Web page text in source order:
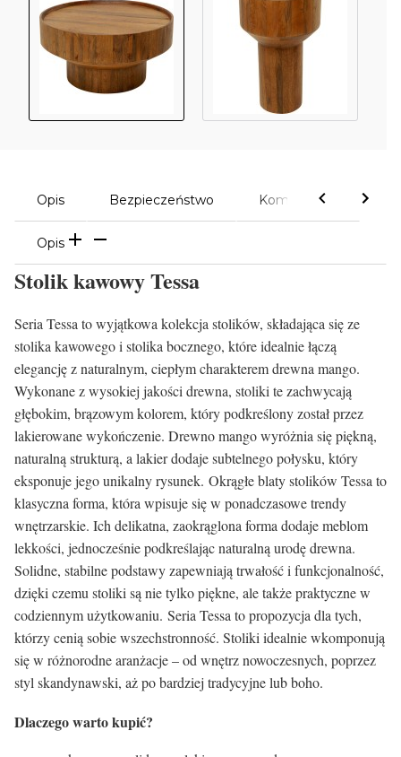
Opis Bezpieczeństwo Komentarze
Opis
Stolik kawowy Tessa
Seria Tessa to wyjątkowa kolekcja stolików, składająca się ze
stolika kawowego i stolika bocznego, które idealnie łączą
elegancję z naturalnym, ciepłym charakterem drewna mango.
Wykonane z wysokiej jakości drewna, stoliki te zachwycają
głębokim, brązowym kolorem, który podkreślony został przez
lakierowane wykończenie. Drewno mango wyróżnia się piękną,
naturalną strukturą, a lakier dodaje subtelnego połysku, który
eksponuje jego unikalny rysunek. Okrągłe blaty stolików Tessa to
klasyczna forma, która wpisuje się w ponadczasowe trendy
wnętrzarskie. Ich delikatna, zaokrąglona forma dodaje meblom
lekkości, jednocześnie podkreślając naturalną urodę drewna.
Solidne, stabilne podstawy zapewniają trwałość i funkcjonalność,
dzięki czemu stoliki są nie tylko piękne, ale także praktyczne w
codziennym użytkowaniu. Seria Tessa to propozycja dla tych,
którzy cenią sobie wszechstronność. Stoliki idealnie wkomponują
się w różnorodne aranżacje – od wnętrz nowoczesnych, poprzez
styl skandynawski, aż po bardziej tradycyjne lub boho.
Dlaczego warto kupić?